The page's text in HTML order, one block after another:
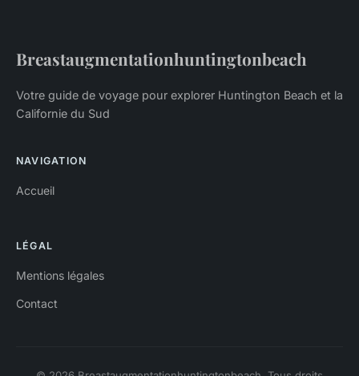
Breastaugmentationhuntingtonbeach
Votre guide de voyage pour explorer Huntington Beach et la
Californie du Sud
NAVIGATION
Accueil
LÉGAL
Mentions légales
Contact